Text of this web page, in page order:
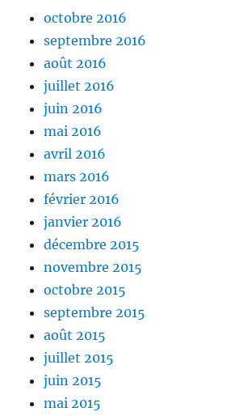
octobre 2016
septembre 2016
août 2016
juillet 2016
juin 2016
mai 2016
avril 2016
mars 2016
février 2016
janvier 2016
décembre 2015
novembre 2015
octobre 2015
septembre 2015
août 2015
juillet 2015
juin 2015
mai 2015